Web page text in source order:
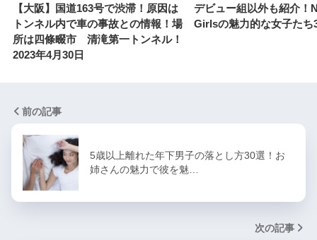
【大阪】国道163号で渋滞！原因は
トンネル内で車の事故との情報！場
所は四條畷市 清滝第一トンネル！
2023年4月30日
デビュー組以外も紹介！
Girlsの魅力的な女子たち
前の記事
5歳以上離れた年下男子の落とし方30選！お
姉さんの魅力で彼を魅…
次の記事